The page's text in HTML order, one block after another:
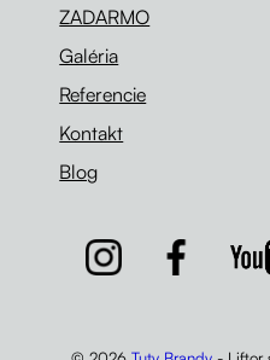
ZADARMO
Galéria
Referencie
Kontakt
Blog